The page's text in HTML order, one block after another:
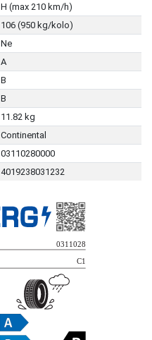
H (max 210 km/h)
106 (950 kg/kolo)
Ne
A
B
B
11.82 kg
Continental
03110280000
4019238031232